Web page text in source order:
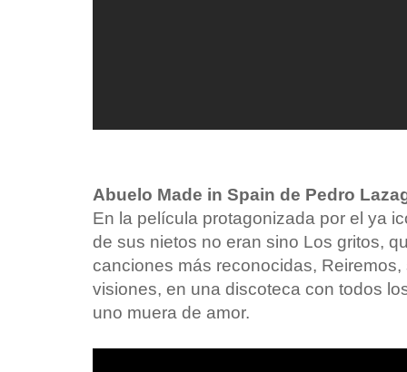
Abuelo Made in Spain de Pedro
En la película protagonizada por el ya
de sus nietos no eran sino Los gritos,
canciones más reconocidas,
visiones, en una discoteca con todos
uno muera de amor.